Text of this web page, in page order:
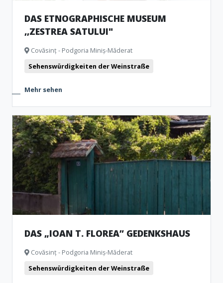
DAS ETNOGRAPHISCHE MUSEUM
,,ZESTREA SATULUI"
Covăsinț - Podgoria Miniș-Măderat
Sehenswürdigkeiten der Weinstraße
Mehr sehen
DAS „IOAN T. FLOREA” GEDENKSHAUS
Covăsinț - Podgoria Miniș-Măderat
Sehenswürdigkeiten der Weinstraße